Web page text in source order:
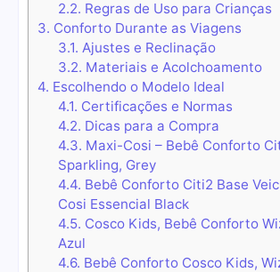
2.2. Regras de Uso para Crianças
3. Conforto Durante as Viagens
3.1. Ajustes e Reclinação
3.2. Materiais e Acolchoamento
4. Escolhendo o Modelo Ideal
4.1. Certificações e Normas
4.2. Dicas para a Compra
4.3. Maxi-Cosi – Bebê Conforto
Sparkling, Grey
4.4. Bebê Conforto Citi2 Base
Cosi Essencial Black
4.5. Cosco Kids, Bebê Conforto
Azul
4.6. Bebê Conforto Cosco Kids,